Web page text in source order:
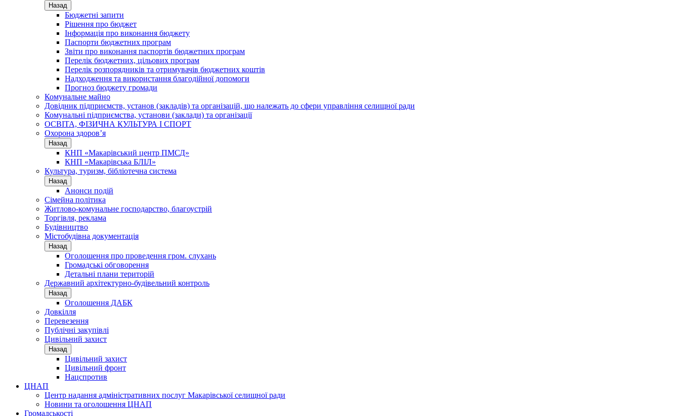
Назад
Бюджетні запити
Рішення про бюджет
Інформація про виконання бюджету
Паспорти бюджетних програм
Звіти про виконання паспортів бюджетних програм
Перелік бюджетних, цільових програм
Перелік розпорядників та отримувачів бюджетних коштів
Надходження та використання благодійної допомоги
Прогноз бюджету громади
Комунальне майно
Довідник підприємств, установ (закладів) та організацій, що належать до сфери управління селищної ради
Комунальні підприємства, установи (заклади) та організації
ОСВІТА, ФІЗИЧНА КУЛЬТУРА І СПОРТ
Охорона здоров’я
Назад
КНП «Макарівський центр ПМСД»
КНП «Макарівська БЛІЛ»
Культура, туризм, бібліотечна система
Назад
Анонси подій
Сімейна політика
Житлово-комунальне господарство, благоустрій
Торгівля, реклама
Будівництво
Містобудівна документація
Назад
Оголошення про проведення гром. слухань
Громадські обговорення
Детальні плани територій
Державний архітектурно-будівельний контроль
Назад
Оголошення ДАБК
Довкілля
Перевезення
Публічні закупівлі
Цивільний захист
Назад
Цивільний захист
Цивільний фронт
Нацспротив
ЦНАП
Центр надання адміністративних послуг Макарівської селищної ради
Новини та оголошення ЦНАП
Громадськості